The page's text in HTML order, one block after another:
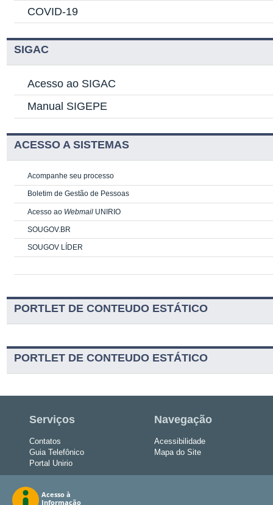
COVID-19
SIGAC
Acesso ao SIGAC
Manual SIGEPE
ACESSO A SISTEMAS
Acompanhe seu processo
Boletim de Gestão de Pessoas
Acesso ao Webmail UNIRIO
SOUGOV.BR
SOUGOV LÍDER
PORTLET DE CONTEUDO ESTÁTICO
PORTLET DE CONTEUDO ESTÁTICO
Serviços
Contatos
Guia Telefônico
Portal Unirio
Navegação
Acessibilidade
Mapa do Site